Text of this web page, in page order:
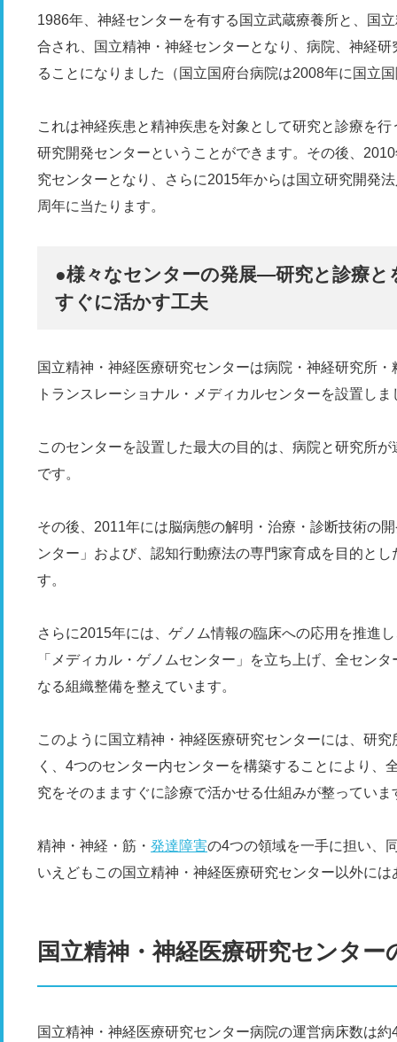
1986年、神経センターを有する国立武蔵療養所と、国
合され、国立精神・神経センターとなり、病院、神経
ることになりました（国立国府台病院は2008年に国立
これは神経疾患と精神疾患を対象として研究と診療を
研究開発センターということができます。その後、
究センターとなり、さらに2015年からは国立研究開発
周年に当たります。
●様々なセンターの発展―研究と診療と
すぐに活かす工夫
国立精神・神経医療研究センターは病院・神経研究所
トランスレーショナル・メディカルセンターを設置しま
このセンターを設置した最大の目的は、病院と研究所が
です。
その後、2011年には脳病態の解明・治療・診断技術の
ンター」および、認知行動療法の専門家育成を目的と
す。
さらに2015年には、ゲノム情報の臨床への応用を推進
「メディカル・ゲノムセンター」を立ち上げ、全セン
なる組織整備を整えています。
このように国立精神・神経医療研究センターには、研
く、4つのセンター内センターを構築することにより、
究をそのまますぐに診療で活かせる仕組みが整っていま
精神・神経・筋・ 発達障害の4つの領域を一手に担い、
いえどもこの国立精神・神経医療研究センター以外には
国立精神・神経医療研究センター
国立精神・神経医療研究センター病院の運営病床数は